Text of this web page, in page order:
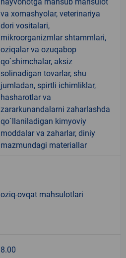
va xomashyolar, veterinariya
dori vositalari,
mikroorganizmlar shtammlari,
oziqalar va ozuqabop
qo`shimchalar, aksiz
solinadigan tovarlar, shu
jumladan, spirtli ichimliklar,
hasharotlar va
zararkunandalarni zaharlashda
qo`llaniladigan kimyoviy
moddalar va zaharlar, diniy
mazmundagi materiallar
oziq-ovqat mahsulotlari
8.00